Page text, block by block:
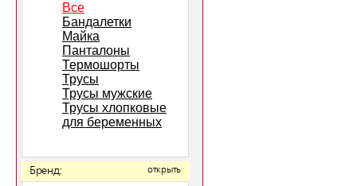
Все
Бандалетки
Майка
Панталоны
Термошорты
Трусы
Трусы мужские
Трусы хлопковые
для беременных
Бренд: открыть